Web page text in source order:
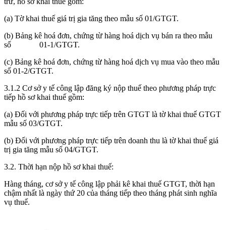
(a) Tờ khai thuế giá trị gia tăng theo mẫu số 01/GTGT.
(b) Bảng kê hoá đơn, chứng từ hàng hoá dịch vụ bán ra theo mẫu
số 01-1/GTGT.
(c) Bảng kê hoá đơn, chứng từ hàng hoá dịch vụ mua vào theo mẫu
số 01-2/GTGT.
3.1.2 Cơ sở y tế công lập đăng ký nộp thuế theo phương pháp trực
tiếp hồ sơ khai thuế gồm:
(a) Đối với phương pháp trực tiếp trên GTGT là tờ khai thuế GTGT
mẫu số 03/GTGT.
(b) Đối với phương pháp trực tiếp trên doanh thu là tờ khai thuế giá
trị gia tăng mẫu số 04/GTGT.
3.2. Thời hạn nộp hồ sơ khai thuế:
Hàng tháng, cơ sở y tế công lập phải kê khai thuế GTGT, thời hạn
chậm nhất là ngày thứ 20 của tháng tiếp theo tháng phát sinh nghĩa
vụ thuế.